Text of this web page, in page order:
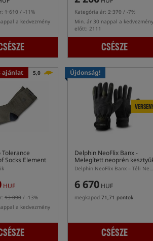
1 610 / -11%
a kedvezmény
Kategória ár: 2 370 / -7%
Min. ár 30 nappal a kedvezmény
előtt: 2111
CSÉSZE
ajánlat 5,0
Tolerance
Socks Element
HUF
13 090 / -13%
a kedvezmény
Újdonság!
Delphin NeoFlix Banx-
Melegített neoprén
Delphin NeoFlix Banx – Téli Neoprén Kesztyű Polárral
6 670 HUF
megkapod 71,71 pontok
CSÉSZE